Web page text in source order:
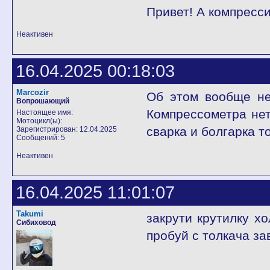
Привет! А
Неактивен
16.04.2025 00:18:03
Marcozir
Вопрошающий
Настоящее имя:
Мотоцикл(ы):
Зарегистрирован: 12.04.2025
Сообщений: 5
Об этом вообще
Компрессометра
сварка и болгарка
Неактивен
16.04.2025 11:01:07
Takumi
Сибиховод
закрути крутилку
пробуй с толкача